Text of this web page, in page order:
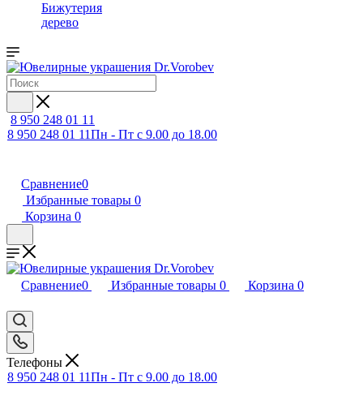
Бижутерия
дерево
8 950 248 01 11
8 950 248 01 11Пн - Пт с 9.00 до 18.00
Сравнение0
Избранные товары 0
Корзина 0
Сравнение0 Избранные товары 0 Корзина 0
Телефоны
8 950 248 01 11Пн - Пт с 9.00 до 18.00